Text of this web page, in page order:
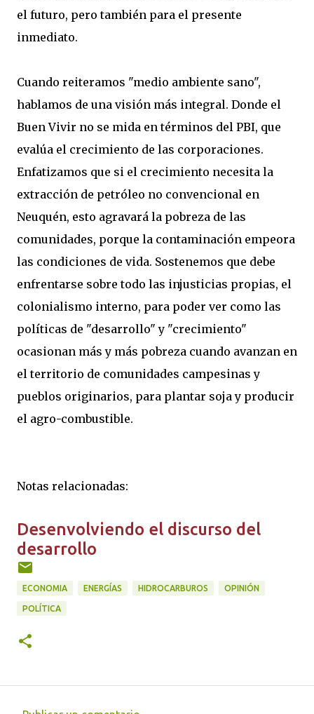
el futuro, pero también para el presente
inmediato.
Cuando reiteramos "medio ambiente sano",
hablamos de una visión más integral. Donde el
Buen Vivir no se mida en términos del PBI, que
evalúa el crecimiento de las corporaciones.
Enfatizamos que si el crecimiento necesita la
extracción de petróleo no convencional en
Neuquén, esto agravará la pobreza de las
comunidades, porque la contaminación empeora
las condiciones de vida. Sostenemos que debe
enfrentarse sobre todo las injusticias propias, el
colonialismo interno, para poder ver como las
políticas de "desarrollo" y "crecimiento"
ocasionan más y más pobreza cuando avanzan en
el territorio de comunidades campesinas y
pueblos originarios, para plantar soja y producir
el agro-combustible.
Notas relacionadas:
Desenvolviendo el discurso del
desarrollo
ECONOMIA ENERGÍAS HIDROCARBUROS OPINIÓN
POLÍTICA